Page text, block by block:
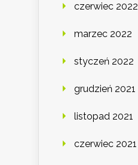
czerwiec 2022
marzec 2022
styczeń 2022
grudzień 2021
listopad 2021
czerwiec 2021